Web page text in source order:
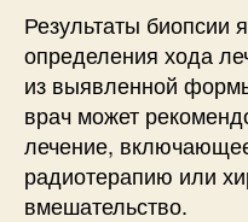
Результаты биопсии
определения хода
из выявленной
врач может
лечение,
радиотерапию или
вмешательство.